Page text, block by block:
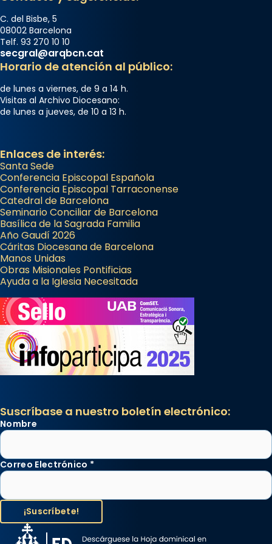
C. del Bisbe, 5
08002 Barcelona
Telf. 93 270 10 10
secgral@arqbcn.cat
Horario de atención al público:
de lunes a viernes, de 9 a 14 h.
Visitas al Archivo Diocesano:
de lunes a jueves, de 10 a 13 h.
Enlaces de interés:
Santa Sede
Conferencia Episcopal Española
Conferencia Episcopal Tarraconense
Catedral de Barcelona
Seminario Conciliar de Barcelona
Basílica de la Sagrada Familia
Año Gaudí 2026
Cáritas Diocesana de Barcelona
Manos Unidas
Obras Misionales Pontificias
Ayuda a la Iglesia Necesitada
Suscríbase a nuestro boletín electrónico:
Nombre
Correo Electrónico *